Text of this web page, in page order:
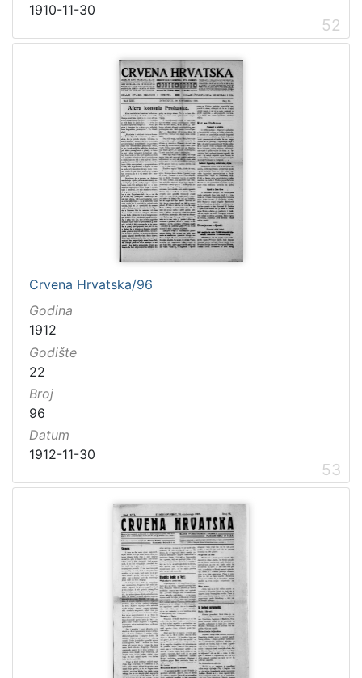
1910-11-30
52
Crvena Hrvatska/96
Godina
1912
Godište
22
Broj
96
Datum
1912-11-30
53